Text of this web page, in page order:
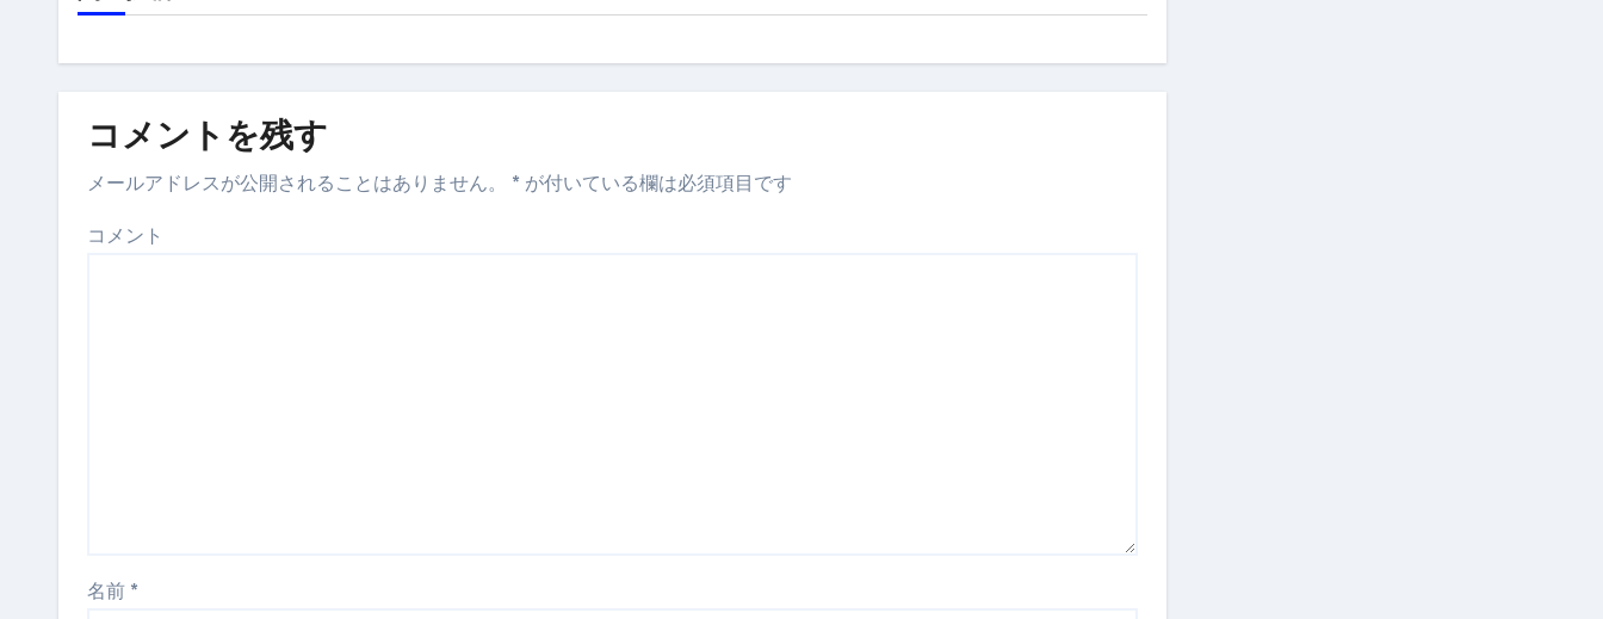
コメントを残す
メールアドレスが公開されることはありません。 * が付いている欄は必須項目です
コメント
名前 *